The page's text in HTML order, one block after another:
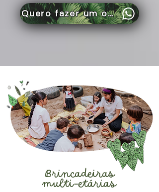
Quero fazer um orçamento
Brincadeiras
multi-etárias